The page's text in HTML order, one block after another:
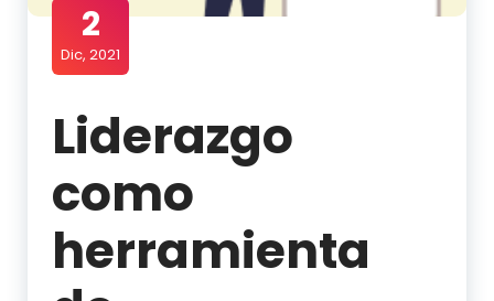
2
Dic, 2021
Liderazgo
como
herramienta